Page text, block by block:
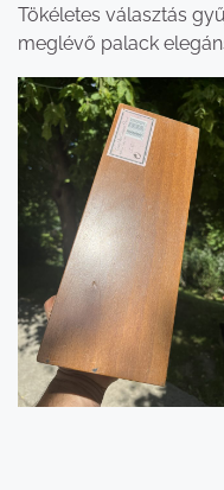
Tökéletes választás
meglévő palack